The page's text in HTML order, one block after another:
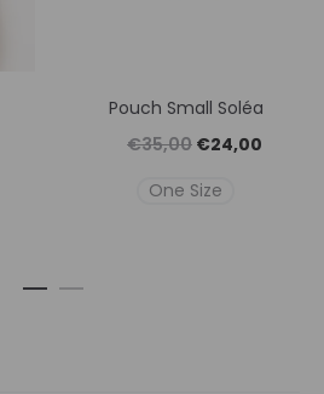
€28,00.
Pouch Small Soléa
€35,00 Original
price
€24,00
One Size